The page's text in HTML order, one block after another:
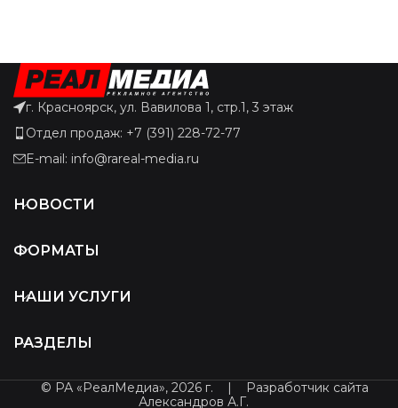
г. Красноярск, ул. Вавилова 1, стр.1, 3 этаж
Отдел продаж: +7 (391) 228-72-77
E-mail: info@rareal-media.ru
НОВОСТИ
ФОРМАТЫ
НАШИ УСЛУГИ
РАЗДЕЛЫ
© РА «РеалМедиа», 2026 г. |
Разработчик сайта
Александров А.Г.